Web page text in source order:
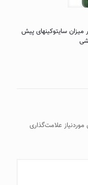
هوازی شدید همراه با مکمل امگا-۳ بر میزان سایتوکینهای پیش
علامت‌گذاری